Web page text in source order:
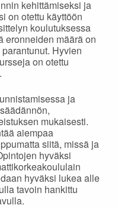
kehittämiseksi ja
on otettu käyttöön
koulutuksessa
eronneiden määrä on
Hyvien
on otettu
ja
mukaisesti.
aiempaa
siitä, missä ja
hyväksi
hyväksi lukea alle
tavoin hankittu